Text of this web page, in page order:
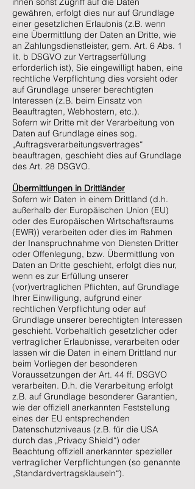
gewähren, erfolgt dies nur auf Grundlage
einer gesetzlichen Erlaubnis (z.B. wenn
eine Übermittlung der Daten an Dritte, wie
an Zahlungsdienstleister, gem. Art. 6 Abs. 1
lit. b DSGVO zur Vertragserfüllung
erforderlich ist), Sie eingewilligt haben, eine
rechtliche Verpflichtung dies vorsieht oder
auf Grundlage unserer berechtigten
Interessen (z.B. beim Einsatz von
Beauftragten, Webhostern, etc.).
Sofern wir Dritte mit der Verarbeitung von
Daten auf Grundlage eines sog.
„Auftragsverarbeitungsvertrages“
beauftragen, geschieht dies auf Grundlage
des Art. 28 DSGVO.
Übermittlungen in Drittländer
Sofern wir Daten in einem Drittland (d.h.
außerhalb der Europäischen Union (EU)
oder des Europäischen Wirtschaftsraums
(EWR)) verarbeiten oder dies im Rahmen
der Inanspruchnahme von Diensten Dritter
oder Offenlegung, bzw. Übermittlung von
Daten an Dritte geschieht, erfolgt dies nur,
wenn es zur Erfüllung unserer
(vor)vertraglichen Pflichten, auf Grundlage
Ihrer Einwilligung, aufgrund einer
rechtlichen Verpflichtung oder auf
Grundlage unserer berechtigten Interessen
geschieht. Vorbehaltlich gesetzlicher oder
vertraglicher Erlaubnisse, verarbeiten oder
lassen wir die Daten in einem Drittland nur
beim Vorliegen der besonderen
Voraussetzungen der Art. 44 ff. DSGVO
verarbeiten. D.h. die Verarbeitung erfolgt
z.B. auf Grundlage besonderer Garantien,
wie der offiziell anerkannten Feststellung
eines der EU entsprechenden
Datenschutzniveaus (z.B. für die USA
durch das „Privacy Shield“) oder
Beachtung offiziell anerkannter spezieller
vertraglicher Verpflichtungen (so genannte
„Standardvertragsklauseln“).